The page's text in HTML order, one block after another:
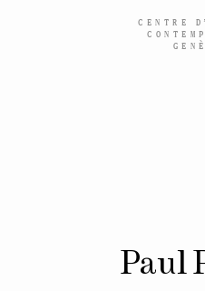
CENTRE
Paul